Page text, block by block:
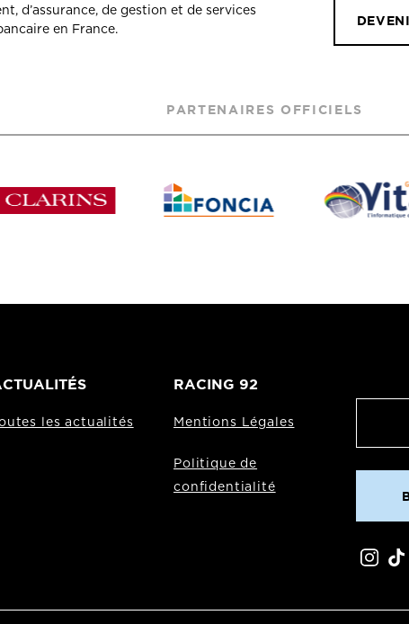
d’assurance, de gestion et de services
en France.
PARTENAIRES OFFICIELS
les actualités
RACING 92
Mentions Légales
Politique de
confidentialité